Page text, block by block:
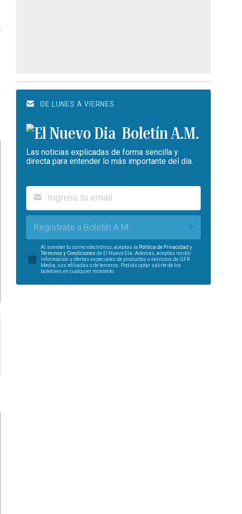
DE LUNES A VIERNES
Boletín A.M.
Las noticias explicadas de forma sencilla y
directa para entender lo más importante del día.
Regístrate a Boletín A.M.
Al someter tu correo electrónico, aceptas la Política de Privacidad y
Términos y Condiciones de El Nuevo Día. Además, aceptas recibir
información u ofertas especiales de productos o servicios de GFR
Media, sus afiliadas o de terceros. Podrás optar salirte de los
boletines en cualquier momento.